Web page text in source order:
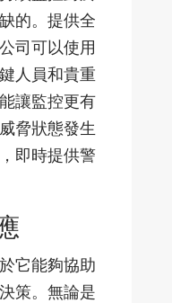
的。提供全
司可以使用
人員和貴重
讓監控更有
脅狀態發生
即時提供警
它能夠協助
策。無論是